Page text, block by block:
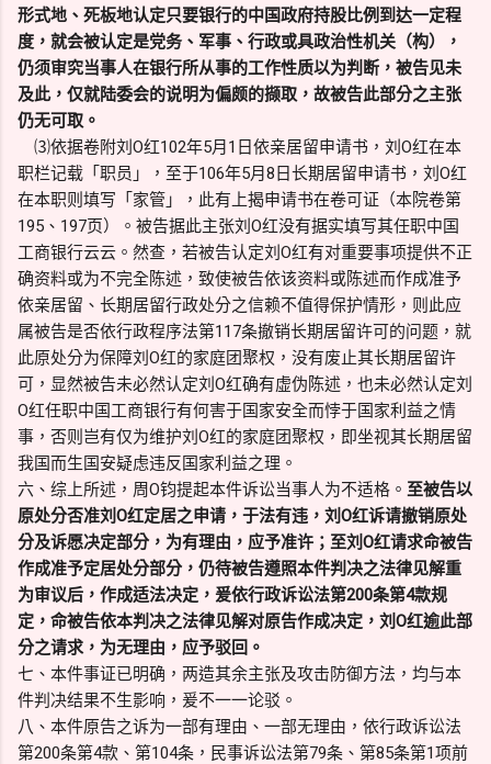
形式地、死板地认定只要银行的中国政府持股比例到达一定程
度，就会被认定是党务、军事、行政或具政治性机关（构），
仍须审究当事人在银行所从事的工作性质以为判断，被告见未
及此，仅就陆委会的说明为偏颇的撷取，故被告此部分之主张
仍无可取。
⑶依据卷附刘O红102年5月1日依亲居留申请书，刘O红在本
职栏记载「职员」，至于106年5月8日长期居留申请书，刘O红
在本职则填写「家管」，此有上揭申请书在卷可证（本院卷第
195、197页）。被告据此主张刘O红没有据实填写其任职中国
工商银行云云。然查，若被告认定刘O红有对重要事项提供不正
确资料或为不完全陈述，致使被告依该资料或陈述而作成准予
依亲居留、长期居留行政处分之信赖不值得保护情形，则此应
属被告是否依行政程序法第117条撤销长期居留许可的问题，就
此原处分为保障刘O红的家庭团聚权，没有废止其长期居留许
可，显然被告未必然认定刘O红确有虚伪陈述，也未必然认定刘
O红任职中国工商银行有何害于国家安全而悖于国家利益之情
事，否则岂有仅为维护刘O红的家庭团聚权，即坐视其长期居留
我国而生国安疑虑违反国家利益之理。
六、综上所述，周O钧提起本件诉讼当事人为不适格。 至被告以
原处分否准刘O红定居之申请，于法有违，刘O红诉请撤销原处
分及诉愿决定部分，为有理由，应予准许；至刘O红请求命被告
作成准予定居处分部分，仍待被告遵照本件判决之法律见解重
为审议后，作成适法决定，爰依行政诉讼法第200条第4款规
定，命被告依本判决之法律见解对原告作成决定，刘O红逾此部
分之请求，为无理由，应予驳回。
七、本件事证已明确，两造其余主张及攻击防御方法，均与本
件判决结果不生影响，爰不一一论驳。
八、本件原告之诉为一部有理由、一部无理由，依行政诉讼法
第200条第4款、第104条，民事诉讼法第79条、第85条第1项前